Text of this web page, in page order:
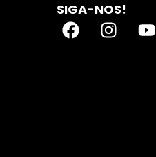
SIGA-NOS!